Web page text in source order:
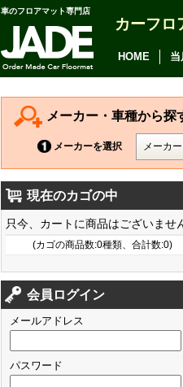
車のフロアマット専門店
カーフロ
HOME 当
メーカー・車種から探
メーカーを選択
現在のカゴの中
只今、カートに商品はございませ
(カゴの商品数:0種類、合計数:0)
会員ログイン
メールアドレス
パスワード
CT200h
HS250h
GS
アルファード
ヴェルファイア
カムリ
カローラ アクシオ
プレミオ
プリウス
SAI
クラウン アスリート
クラウン マジェスタ
クラウン ロイヤル
アベンシス
デイズ
デイズ ルークス
ジューク
ノート
キューブ
フィット
シャトル
ジェイド
フレア